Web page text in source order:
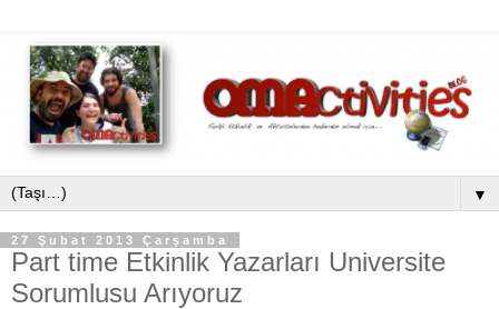
▼
27 Şubat 2013 Çarşamba
Part time Etkinlik Yazarları Universite
Sorumlusu Arıyoruz